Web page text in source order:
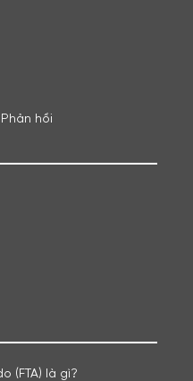
Phản hồi
(FTA) là gì?